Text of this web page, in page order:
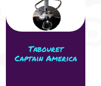
Tabouret
Captain America